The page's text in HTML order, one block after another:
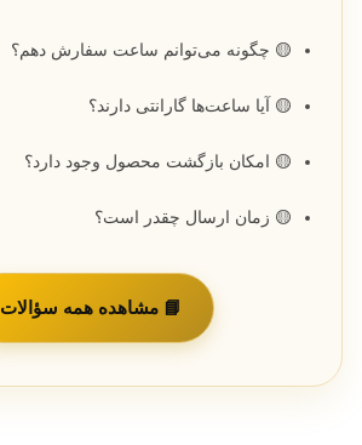
🟡 چگونه می‌توانم ساعت سفارش دهم؟
🟡 آیا ساعت‌ها گارانتی دارند؟
🟡 امکان بازگشت محصول وجود دارد؟
🟡 زمان ارسال چقدر است؟
📘 مشاهده همه سؤالات